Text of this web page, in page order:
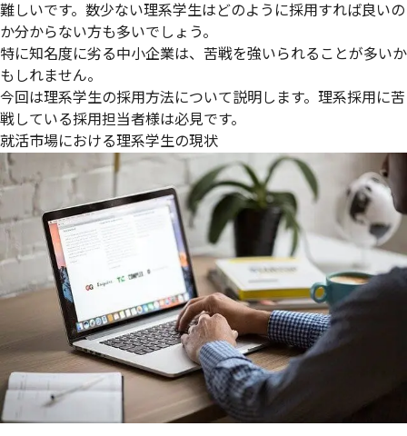
難しいです。数少ない理系学生はどのように採用すれば良いの
か分からない方も多いでしょう。
特に知名度に劣る中小企業は、苦戦を強いられることが多いか
もしれません。
今回は理系学生の採用方法について説明します。理系採用に苦
戦している採用担当者様は必見です。
就活市場における理系学生の現状